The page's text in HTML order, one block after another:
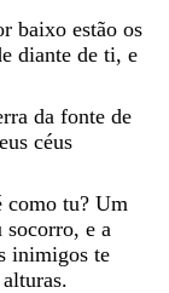
baixo estão os
diante de ti, e
da fonte de
céus
como tu? Um
socorro, e a
inimigos te
alturas.